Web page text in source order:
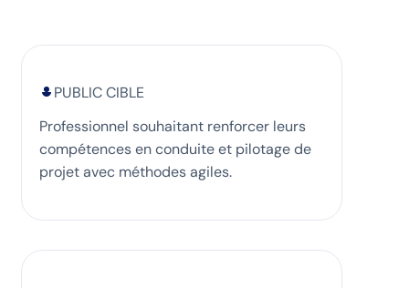
PUBLIC CIBLE
Professionnel souhaitant renforcer leurs
compétences en conduite et pilotage de
projet avec méthodes agiles.